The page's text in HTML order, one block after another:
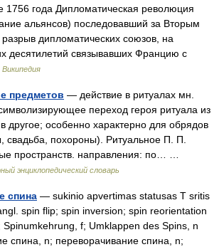
1756 года Дипломатическая революция
альянсов) последовавший за Вторым
дипломатических союзов, на
десятилетий связывавших Францию с
Википедия
предметов — действие в ритуалах мн.
переход героя ритуала из
другое; особенно характерно для обрядов
свадьба, похороны). Ритуальное П. П.
пространств. направления: по… …
энциклопедический словарь
спина — sukinio apvertimas statusas T sritis
spin flip; spin inversion; spin reorientation
f; Umklappen des Spins, n
спина, n; переворачивание спина, n;